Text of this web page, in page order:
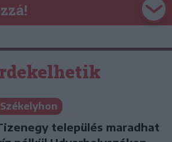
Székelyhon
település maradhat